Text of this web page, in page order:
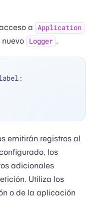
a Application
Logger .
emitirán registros al
los
adicionales
Utiliza los
o de la aplicación